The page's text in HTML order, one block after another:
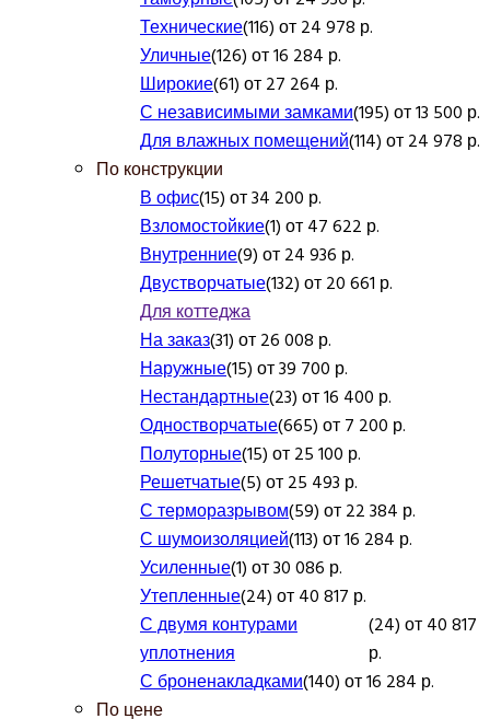
Технические(116) от 24 978 р.
Уличные(126) от 16 284 р.
Широкие(61) от 27 264 р.
С независимыми замками(195) от 13 500 р.
Для влажных помещений(114) от 24 978 р.
По конструкции
В офис(15) от 34 200 р.
Взломостойкие(1) от 47 622 р.
Внутренние(9) от 24 936 р.
Двустворчатые(132) от 20 661 р.
Для коттеджа
На заказ(31) от 26 008 р.
Наружные(15) от 39 700 р.
Нестандартные(23) от 16 400 р.
Одностворчатые(665) от 7 200 р.
Полуторные(15) от 25 100 р.
Решетчатые(5) от 25 493 р.
С терморазрывом(59) от 22 384 р.
С шумоизоляцией(113) от 16 284 р.
Усиленные(1) от 30 086 р.
Утепленные(24) от 40 817 р.
С двумя контурами
уплотнения
(24) от 40 817
р.
С броненакладками(140) от 16 284 р.
По цене